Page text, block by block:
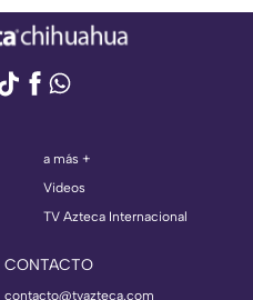
a más +
Videos
TV Azteca Internacional
CONTACTO
contacto@tvazteca.com